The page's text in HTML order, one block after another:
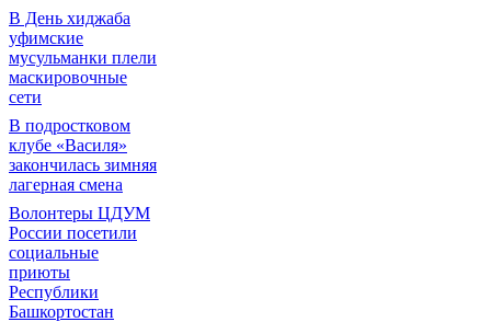
В День хиджаба
уфимские
мусульманки плели
маскировочные
сети
В подростковом
клубе «Василя»
закончилась зимняя
лагерная смена
Волонтеры ЦДУМ
России посетили
социальные
приюты
Республики
Башкортостан